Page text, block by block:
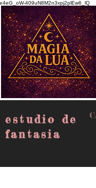
409uN8M2n3xpj2plEw6_lQ
estudio de
fantasia